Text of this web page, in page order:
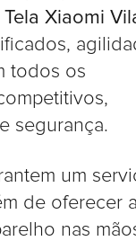
Xiaomi
todos os
segurança.
um
de oferecer
nas